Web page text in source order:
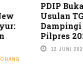
PDIP
Usulan
Dampingi
Pilpres
12 JUNI